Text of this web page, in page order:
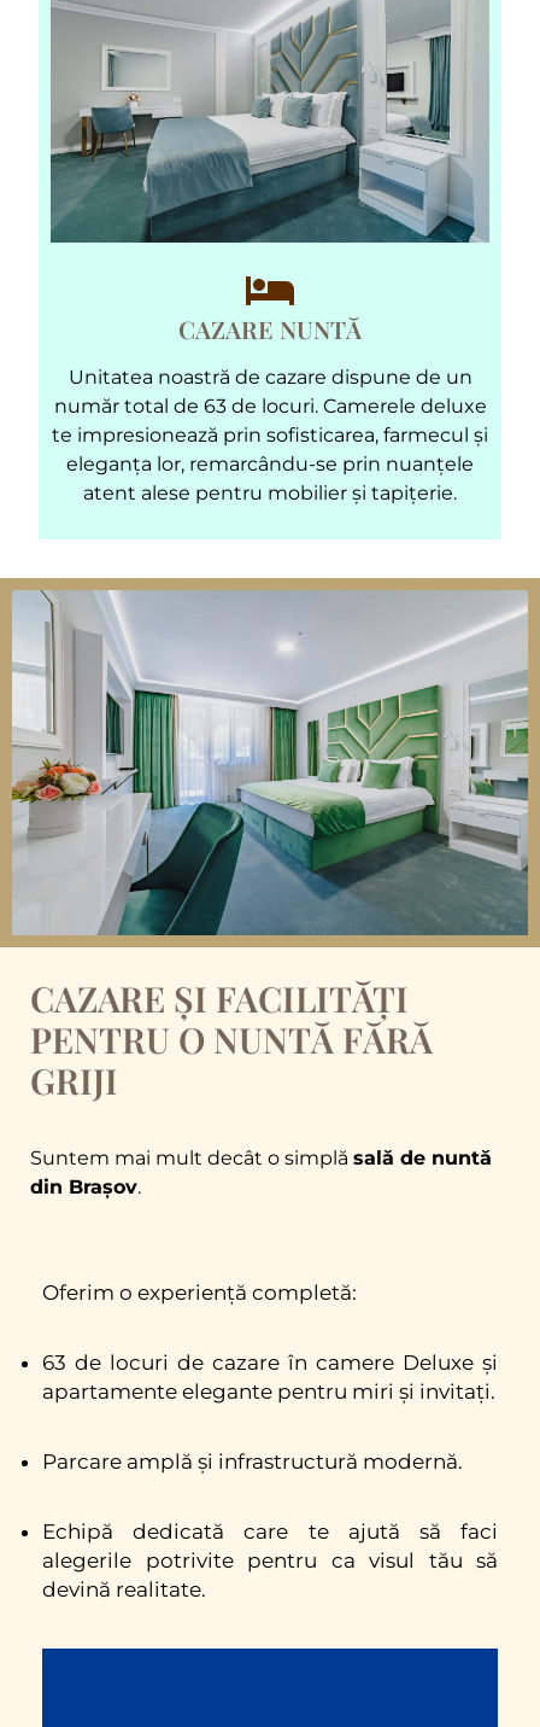
CAZARE NUNTĂ
Unitatea noastră de cazare dispune de un
număr total de 63 de locuri. Camerele deluxe
te impresionează prin sofisticarea, farmecul și
eleganța lor, remarcându-se prin nuanțele
atent alese pentru mobilier și tapițerie.
CAZARE ȘI FACILITĂȚI
PENTRU O NUNTĂ FĂRĂ
GRIJI
Suntem mai mult decât o simplă sală de nuntă
din Brașov.
Oferim o experiență completă:
63 de locuri de cazare în camere Deluxe și
apartamente elegante pentru miri și invitați.
Parcare amplă și infrastructură modernă.
Echipă dedicată care te ajută să faci
alegerile potrivite pentru ca visul tău să
devină realitate.